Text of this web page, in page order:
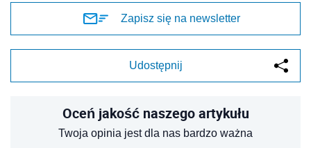
Zapisz się na newsletter
Udostępnij
Oceń jakość naszego artykułu
Twoja opinia jest dla nas bardzo ważna